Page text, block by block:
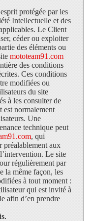
protégée par les
Intellectuelle et des
Le Client
céder ou exploiter
des éléments ou
mototeam91.com
des conditions
Ces conditions
modifiées ou
du site
à les consulter de
est normalement
Une
technique peut
, qui
préalablement aux
Le site
régulièrement par
la même façon, les
à tout moment :
qui est invité à
afin d’en prendre